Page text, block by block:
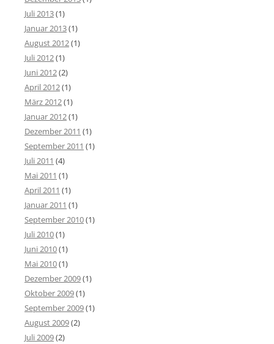
Juli 2013(1)
Januar 2013(1)
August 2012(1)
Juli 2012(1)
Juni 2012(2)
April 2012(1)
März 2012(1)
Januar 2012(1)
Dezember 2011 (1)
September 2011 (1)
Juli 2011 (4)
Mai 2011 (1)
April 2011 (1)
Januar 2011 (1)
September 2010(1)
Juli 2010(1)
Juni 2010(1)
Mai 2010(1)
Dezember 2009(1)
Oktober 2009(1)
September 2009(1)
August 2009(2)
Juli 2009(2)